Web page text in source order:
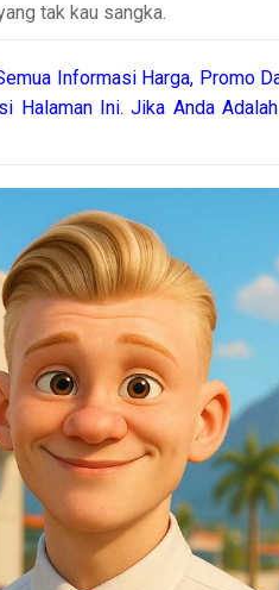
tak kau sangka.
Informasi Harga, Promo
Halaman Ini. Jika Anda Adalah